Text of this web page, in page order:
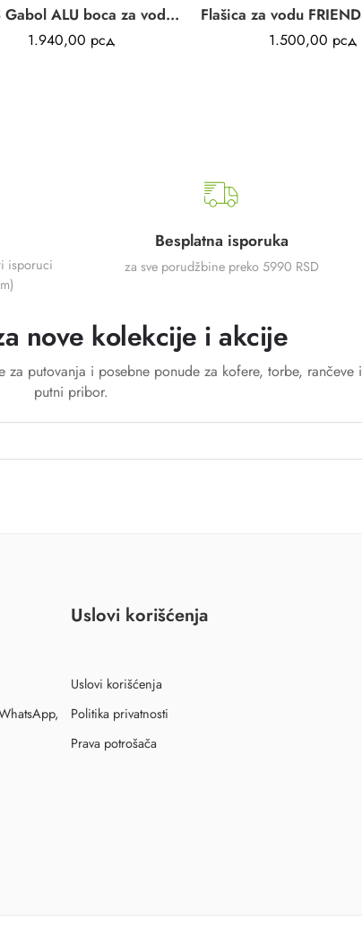
TIZAS Gabol ALU boca za vodu | tamno plava | 600 ml
1.940,00 рсд 1.500,00 рсд
isporuci
Besplatna isporuka
za sve porudžbine preko 5990 RSD
nove kolekcije i akcije
za putovanja i posebne ponude za kofere, torbe, rančeve i
putni pribor.
Uslovi korišćenja
Uslovi korišćenja
Politika privatnosti
Prava potrošača